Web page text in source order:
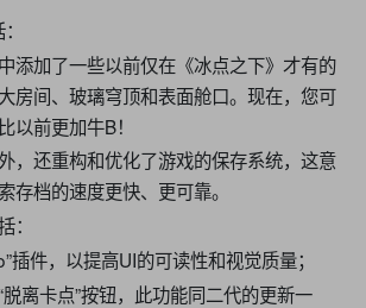
添加了一些以前仅在《冰点之下》才有的
房间、玻璃穹顶和表面舱口。现在，您可
以前更加牛B！
，还重构和优化了游戏的保存系统，这意
存档的速度更快、更可靠。
插件，以提高UI的可读性和视觉质量；
离卡点”按钮，此功能同二代的更新一